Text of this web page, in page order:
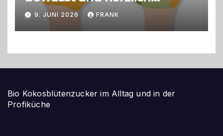
gestalten
9. JUNI 2026 FRANK
Bio Kokosblütenzucker im Alltag und in der
Profiküche